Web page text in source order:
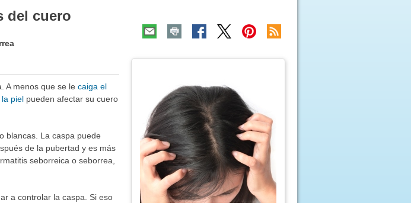
del cuero
A menos que se le caiga el
pielpueden afectar su cuero
blancas. La caspa puede
de la pubertad y es más
seborreica o seborrea,
a controlar la caspa. Si eso